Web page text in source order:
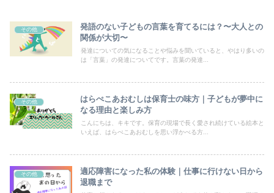
その他
発語のない子どもの言葉を育てるには？〜大人との
関係が大切〜
発達についての気になることや悩みを聞いていると、やはり多いの
は「言葉」の発達についてです。言葉の発達...
その他
はらぺこあおむしは保育士の味方｜子どもが夢中に
なる理由と楽しみ方
こんにちは、キキです。保育の現場で長く愛され続けている絵本と
いえば、はらぺこあおむしを思い浮かべる方...
その他
適応障害になった私の体験｜仕事に行けない日から
退職まで